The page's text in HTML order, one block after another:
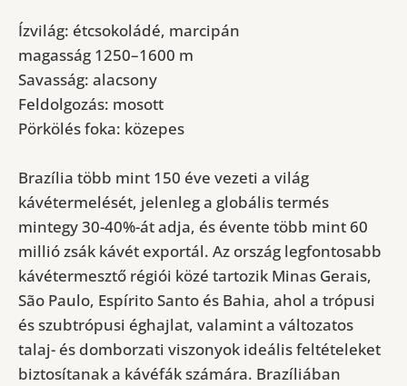
Ízvilág: étcsokoládé, marcipán
magasság 1250–1600 m
Savasság: alacsony
Feldolgozás: mosott
Pörkölés foka: közepes
Brazília több mint 150 éve vezeti a világ
kávétermelését, jelenleg a globális termés
mintegy 30-40%-át adja, és évente több mint 60
millió zsák kávét exportál. Az ország legfontosabb
kávétermesztő régiói közé tartozik Minas Gerais,
São Paulo, Espírito Santo és Bahia, ahol a trópusi
és szubtrópusi éghajlat, valamint a változatos
talaj- és domborzati viszonyok ideális feltételeket
biztosítanak a kávéfák számára. Brazíliában